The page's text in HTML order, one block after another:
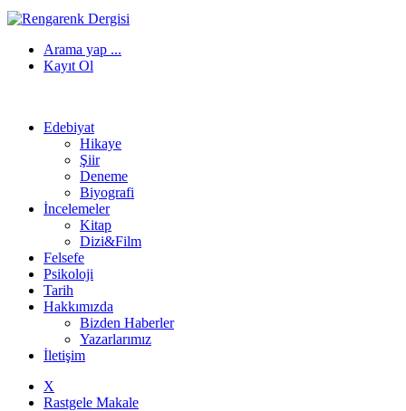
Arama yap ...
Kayıt Ol
Edebiyat
Hikaye
Şiir
Deneme
Biyografi
İncelemeler
Kitap
Dizi&Film
Felsefe
Psikoloji
Tarih
Hakkımızda
Bizden Haberler
Yazarlarımız
İletişim
X
Rastgele Makale